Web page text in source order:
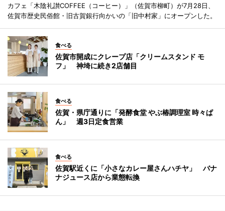
カフェ「木陰礼讃COFFEE（コーヒー）」（佐賀市柳町）が7月28日、
佐賀市歴史民俗館・旧古賀銀行向かいの「旧中村家」にオープンした。
食べる
佐賀市開成にクレープ店「クリームスタンド モ
フ」 神埼に続き2店舗目
食べる
佐賀・県庁通りに「発酵食堂 やぶ椿調理室 時々ぱ
ん」 週3日定食営業
食べる
佐賀駅近くに「小さなカレー屋さんハチヤ」 バナ
ナジュース店から業態転換